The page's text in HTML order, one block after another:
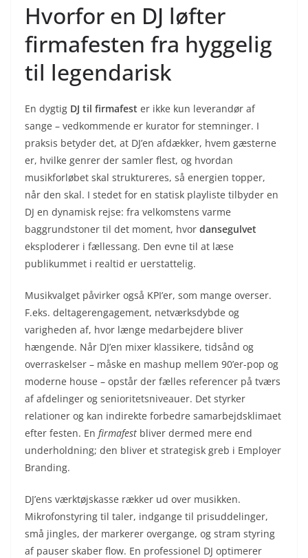
Hvorfor en DJ løfter
firmafesten fra hyggelig
til legendarisk
En dygtig DJ til firmafest er ikke kun leverandør af
sange – vedkommende er kurator for stemninger. I
praksis betyder det, at DJ’en afdækker, hvem gæsterne
er, hvilke genrer der samler flest, og hvordan
musikforløbet skal struktureres, så energien topper,
når den skal. I stedet for en statisk playliste tilbyder en
DJ en dynamisk rejse: fra velkomstens varme
baggrundstoner til det moment, hvor dansegulvet
eksploderer i fællessang. Den evne til at læse
publikummet i realtid er uerstattelig.
Musikvalget påvirker også KPI’er, som mange overser.
F.eks. deltagerengagement, netværksdybde og
varigheden af, hvor længe medarbejdere bliver
hængende. Når DJ’en mixer klassikere, tidsånd og
overraskelser – måske en mashup mellem 90’er-pop og
moderne house – opstår der fælles referencer på tværs
af afdelinger og senioritetsniveauer. Det styrker
relationer og kan indirekte forbedre samarbejdsklimaet
efter festen. En firmafest bliver dermed mere end
underholdning; den bliver et strategisk greb i Employer
Branding.
DJ’ens værktøjskasse rækker ud over musikken.
Mikrofonstyring til taler, indgange til prisuddelinger,
små jingles, der markerer overgange, og stram styring
af pauser skaber flow. En professionel DJ optimerer